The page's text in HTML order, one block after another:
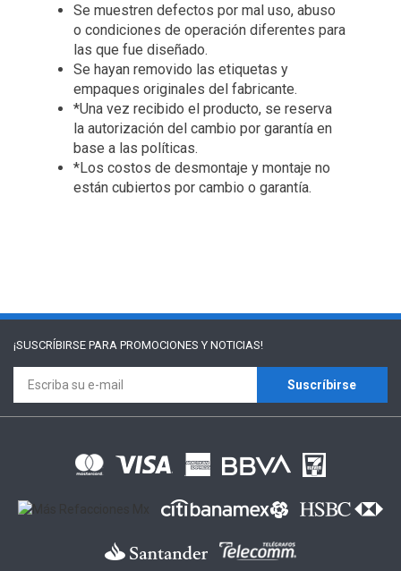
Se muestren defectos por mal uso, abuso
o condiciones de operación diferentes para
las que fue diseñado.
Se hayan removido las etiquetas y
empaques originales del fabricante.
*Una vez recibido el producto, se reserva
la autorización del cambio por garantía en
base a las políticas.
*Los costos de desmontaje y montaje no
están cubiertos por cambio o garantía.
¡SUSCRÍBIRSE PARA PROMOCIONES Y NOTICIAS!
Suscríbirse